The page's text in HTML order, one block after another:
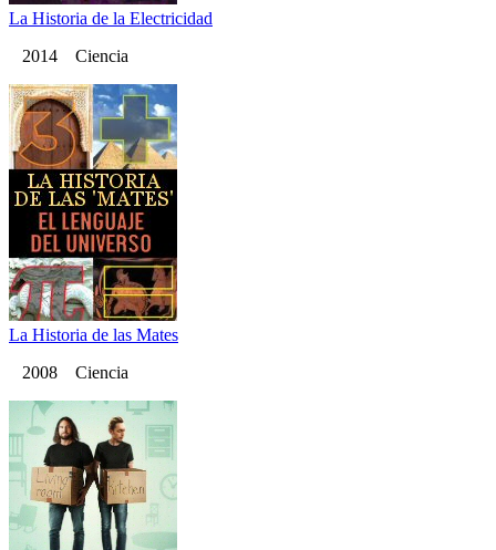
La Historia de la Electricidad
2014 Ciencia
La Historia de las Mates
2008 Ciencia